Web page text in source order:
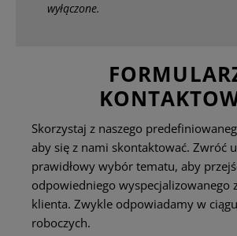
wyłączone.
Skorzystaj z naszego
aby się z nami skontaktować. Zwróć
prawidłowy wybór tematu, aby
odpowiedniego wyspecjalizowanego
klienta. Zwykle odpowiadamy w
roboczych.